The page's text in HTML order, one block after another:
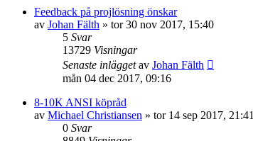
Feedback på projlösning önskar
av Johan Fälth » tor 30 nov 2017, 15:40
5 Svar
13729 Visningar
Senaste inläggetav Johan Fälth
mån 04 dec 2017, 09:16
8-10K ANSI köpråd
av Michael Christiansen » tor 14 sep 2017, 21:41
0 Svar